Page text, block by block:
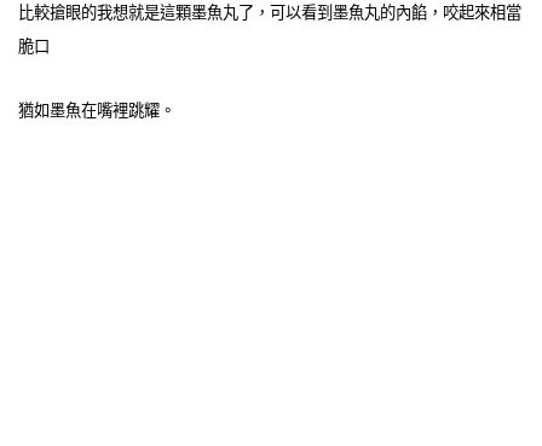
比較搶眼的我想就是這顆墨魚丸了，可以看到墨魚丸的內餡，咬起來相當
脆口
猶如墨魚在嘴裡跳耀。